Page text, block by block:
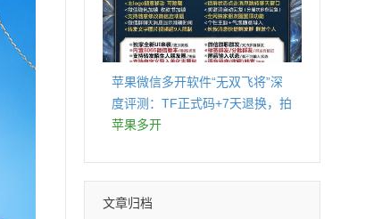
苹果微信多开软件“无双飞将”深
度评测：TF正式码+7天退换，拍
拍卡激活码商城正品保障
苹果多开
文章归档